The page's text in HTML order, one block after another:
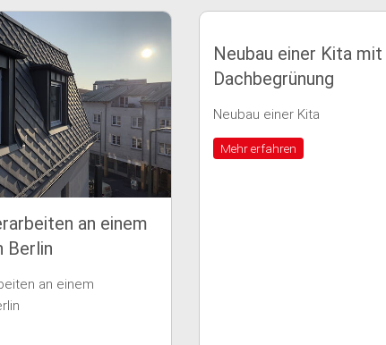
Neubau einer Kita mit
Dachbegrünung
Neubau einer Kita
Mehr erfahren